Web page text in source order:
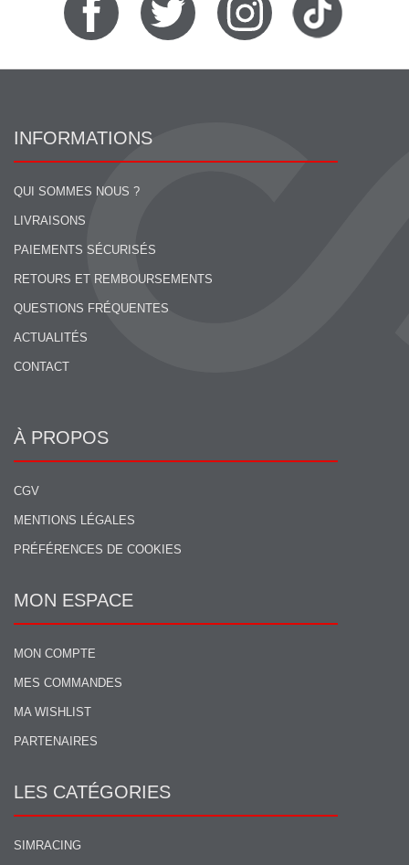
INFORMATIONS
QUI SOMMES NOUS ?
LIVRAISONS
PAIEMENTS SÉCURISÉS
RETOURS ET REMBOURSEMENTS
QUESTIONS FRÉQUENTES
ACTUALITÉS
CONTACT
À PROPOS
CGV
MENTIONS LÉGALES
PRÉFÉRENCES DE COOKIES
MON ESPACE
MON COMPTE
MES COMMANDES
MA WISHLIST
PARTENAIRES
LES CATÉGORIES
SIMRACING